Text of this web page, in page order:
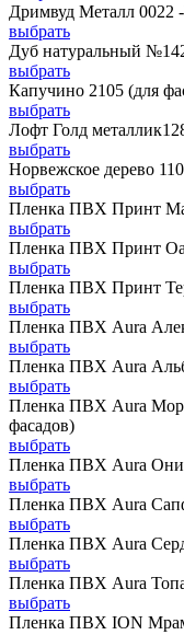
Дримвуд Металл 0022
выбрать
Дуб натуральный
выбрать
Капучино 2105 (для
выбрать
Лофт Голд
выбрать
Норвежское дерево
выбрать
Пленка ПВХ Принт
выбрать
Пленка ПВХ Принт
выбрать
Пленка ПВХ Принт
выбрать
Пленка ПВХ Aura
выбрать
Пленка ПВХ Aura
выбрать
Пленка ПВХ Aura
фасадов)
выбрать
Пленка ПВХ Aura
выбрать
Пленка ПВХ Aura
выбрать
Пленка ПВХ Aura
выбрать
Пленка ПВХ Aura
выбрать
Пленка ПВХ ION